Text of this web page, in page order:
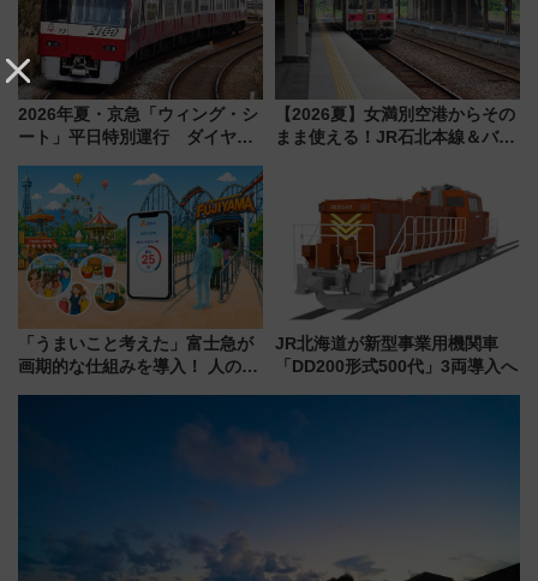
2026年夏・京急「ウィング・シ
ート」平日特別運行 ダイヤ・
三浦海岸を堪能できるお出かけ
プランもご紹介
【2026夏】女満別空港からその
まま使える！JR石北本線＆バス
ーパス」でおトクに道東観光
（8/3発売）
「うまいこと考えた」富士急が
画期的な仕組みを導入！ 人のか
JR北海道が新型事業用機関車
「DD200形式500代」3両導入へ